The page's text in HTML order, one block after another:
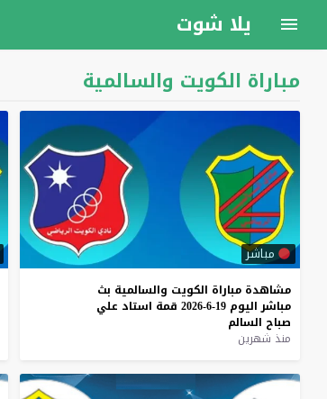
يلا شوت
مباراة الكويت والسالمية
مباشر
مشاهدة مباراة الكويت والسالمية بث
مباشر اليوم 19-6-2026 قمة استاد علي
صباح السالم
منذ شهرين